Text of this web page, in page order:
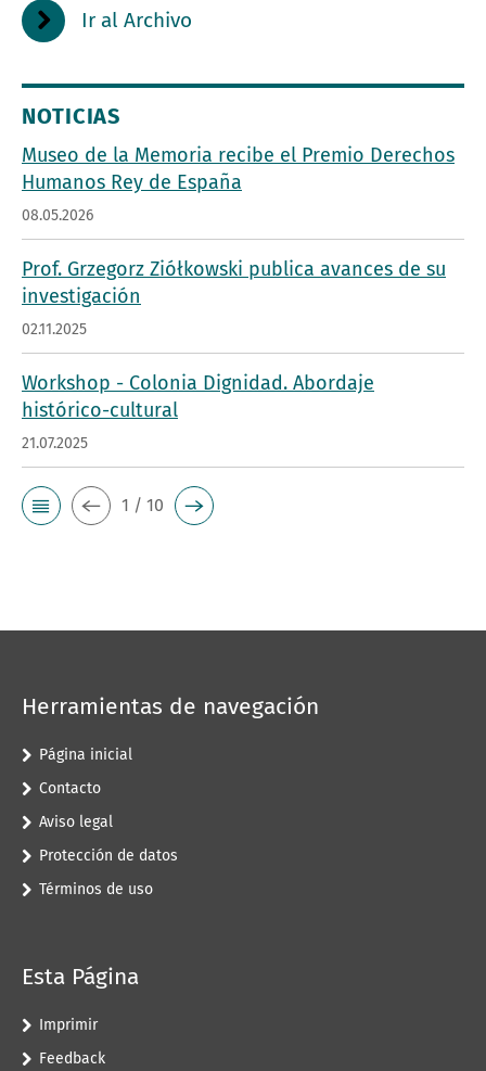
Ir al Archivo
NOTICIAS
Museo de la Memoria recibe el Premio Derechos
Humanos Rey de España
08.05.2026
Prof. Grzegorz Ziółkowski publica avances de su
investigación
02.11.2025
Workshop - Colonia Dignidad. Abordaje
histórico-cultural
21.07.2025
1 / 10
Herramientas de navegación
Página inicial
Contacto
Aviso legal
Protección de datos
Términos de uso
Esta Página
Imprimir
Feedback